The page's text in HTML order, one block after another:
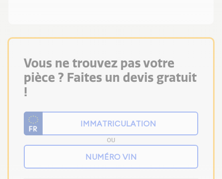
Vous ne trouvez pas votre
pièce ? Faites un devis gratuit
!
OU